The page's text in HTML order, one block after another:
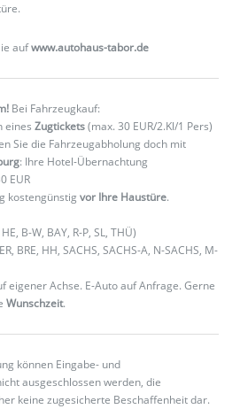
aufwww.autohaus-tabor.de
Bei Fahrzeugkauf:
eines Zugtickets(max. 30 EUR/2.Kl/1 Pers)
Sie die Fahrzeugabholung doch mit
: Ihre Hotel-Übernachtung
EUR
kostengünstig vor Ihre Haustüre.
B-W, BAY, R-P, SL, THÜ)
BRE, HH, SACHS, SACHS-A, N-SACHS, M-
eigener Achse. E-Auto auf Anfrage. Gerne
Wunschzeit.
können Eingabe- und
ausgeschlossen werden, die
keine zugesicherte Beschaffenheit dar.